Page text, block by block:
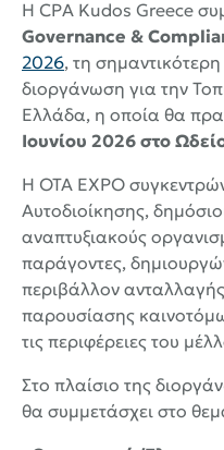
Η CPA Kudos Greece
Governance &
2026, τη
διοργάνωση για την
Ελλάδα, η οποία θα
Ιουνίου 2026 στο
Η OTA EXPO
Αυτοδιοίκησης,
αναπτυξιακούς
παράγοντες,
περιβάλλον
παρουσίασης
τις περιφέρειες του
Στο πλαίσιο της
θα συμμετάσχει στο